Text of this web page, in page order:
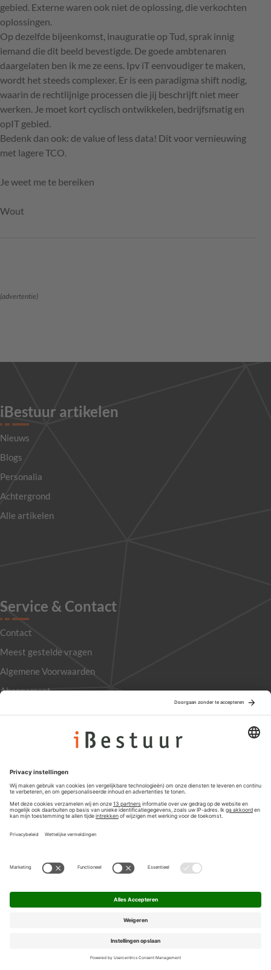
gebied. Externe waren ook niet de oplossing, die verkochten
oplossingen.
Op dezelfde bijeenkomst, inauguratie op Tud, sprak innig
iemand die dit beeld bevestigde. De goede ambtenaren
daargelaten ben ik me ze eens. Ipv iT eenvoudiger te maken,
wordt het steeds complexer. Er is een paradigma shift nodig,
waarin de rechtlijnige processen die jij beschrijft niet meer
werken. Je moet kort cyclisch ontwikkelen, bedrijfsmatig en
opIT gebied.
Bedenk dan ook: de value of less data! Dit voor vernieuwing
met lagere TCO.
Je weet me te bereiken
Wout
(advertentie)
iBestuur artikelen
Nieuws
Blogs
Personalia
Achtergrond
Alle artikelen
Service & Contact
Contact
Meest gestelde vragen
Algemene Voorwaarden
Abonnement
Privacyinstellingen